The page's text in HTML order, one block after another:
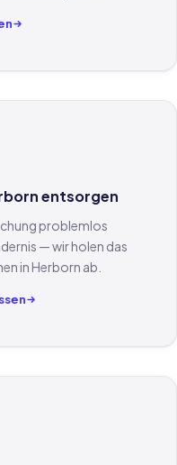
entsorgen
problemlos
— wir holen das
in Herborn ab.